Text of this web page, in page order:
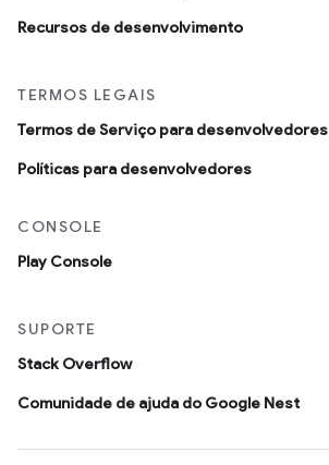
Recursos de desenvolvimento
TERMOS LEGAIS
Termos de Serviço para desenvolvedores
Políticas para desenvolvedores
CONSOLE
Play Console
SUPORTE
Stack Overflow
Comunidade de ajuda do Google Nest